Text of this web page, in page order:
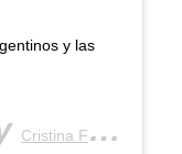
y las
Cristina Fernández de Kirchner